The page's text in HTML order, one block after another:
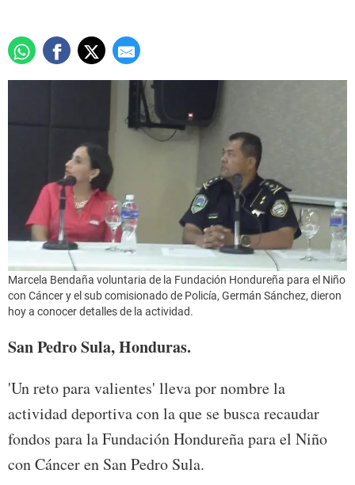
Marcela Bendaña voluntaria de la Fundación Hondureña para el Niño
con Cáncer y el sub comisionado de Policía, Germán Sánchez, dieron
hoy a conocer detalles de la actividad.
San Pedro Sula, Honduras.
'Un reto para valientes' lleva por nombre la
actividad deportiva con la que se busca recaudar
fondos para la Fundación Hondureña para el Niño
con Cáncer en San Pedro Sula.